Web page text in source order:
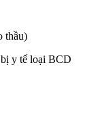
thầu)
y tế loại BCD